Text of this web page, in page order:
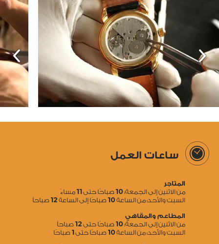
ساعات العمل
المتاجر
من الاثنين إلى الجمعة:10 صباحًا حتى11 مساءً
السبت والأحد: من الساعة10 صباحًا إلى الساعة 12 صباحاً
المطاعم والمقاهي
من الاثنين إلى الجمعة:10 صباحًا حتى 12 صباحاً
السبت والأحد: من الساعة10 صباحًا حتى1 صباحًا